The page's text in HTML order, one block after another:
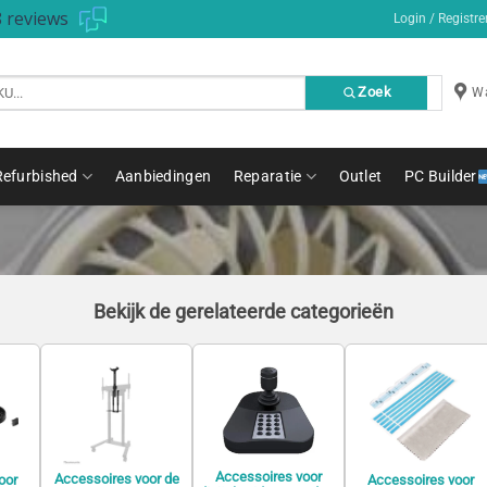
reviews Login /
Zoek
Aanbiedingen Reparatie Outlet PC Builder
Bekijk de gerelateerde categorieën
Accessoires voor de
Accessoires voor
Accessoires voor